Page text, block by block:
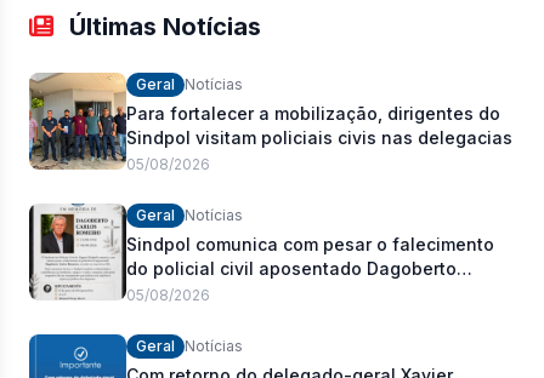
Últimas Notícias
Geral Notícias
Para fortalecer a mobilização, dirigentes do
Sindpol visitam policiais civis nas delegacias
05/08/2026
Geral Notícias
Sindpol comunica com pesar o falecimento
do policial civil aposentado Dagoberto
Carlos Romeiro
05/08/2026
Geral Notícias